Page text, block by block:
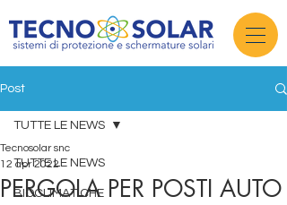
Post
TUTTE LE NEWS
BIOCLIMATICHE
TUTTE LE NEWS
PERGOLA PER POSTI AUTO
Tecnosolar snc
12 apr 2022